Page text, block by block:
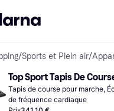
Klarna
/Sports et Plein air/
Top Sport Tapis De
Tapis de course pour marche,
de fréquence cardiaque